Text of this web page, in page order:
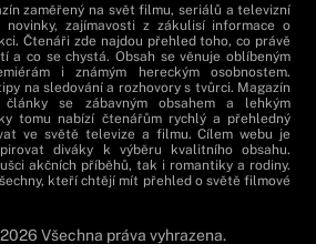
zaměřený na svět filmu, seriálů a televizní
novinky, zajímavosti z zákulisí informace o
Čtenáři zde najdou přehled toho, co právě
a co se chystá. Obsah se věnuje oblíbeným
i známým hereckým osobnostem.
na sledování a rozhovory s tvůrci. Magazín
články se zábavným obsahem a lehkým
tomu nabízí čtenářům rychlý a přehledný
ve světě televize a filmu. Cílem webu je
diváky k výběru kvalitního obsahu.
akčních příběhů, tak i romantiky a rodiny.
kteří chtějí mít přehled o světě filmové
Všechna práva vyhrazena.